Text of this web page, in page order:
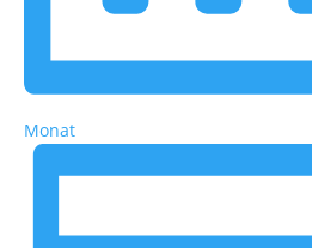
Monat